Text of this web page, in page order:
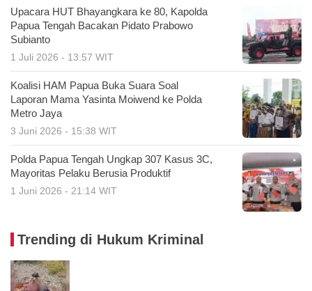
Upacara HUT Bhayangkara ke 80, Kapolda
Papua Tengah Bacakan Pidato Prabowo
Subianto
1 Juli 2026 - 13:57 WIT
Koalisi HAM Papua Buka Suara Soal
Laporan Mama Yasinta Moiwend ke Polda
Metro Jaya
3 Juni 2026 - 15:38 WIT
Polda Papua Tengah Ungkap 307 Kasus 3C,
Mayoritas Pelaku Berusia Produktif
1 Juni 2026 - 21:14 WIT
Trending di Hukum Kriminal